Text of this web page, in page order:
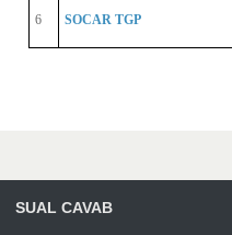
6 SOCAR TGP
SUAL CAVAB